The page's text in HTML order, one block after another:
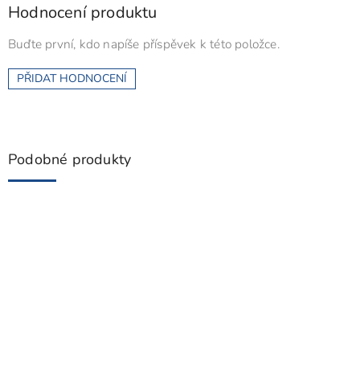
Hodnocení produktu
Buďte první, kdo napíše příspěvek k této položce.
PŘIDAT HODNOCENÍ
Podobné produkty